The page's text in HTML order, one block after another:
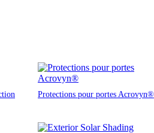
Protections pour portes Acrovyn®